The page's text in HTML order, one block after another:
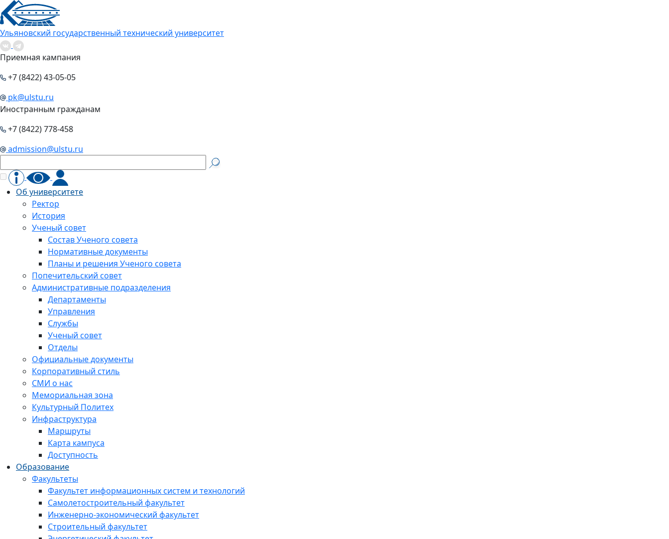
Ульяновский государственный технический университет
Приемная кампания
+7 (8422) 43-05-05
pk@ulstu.ru
Иностранным гражданам
+7 (8422) 778-458
admission@ulstu.ru
Об университете
Ректор
История
Ученый совет
Состав Ученого совета
Нормативные документы
Планы и решения Ученого совета
Попечительский совет
Административные подразделения
Департаменты
Управления
Службы
Ученый совет
Отделы
Официальные документы
Корпоративный стиль
СМИ о нас
Мемориальная зона
Культурный Политех
Инфраструктура
Маршруты
Карта кампуса
Доступность
Образование
Факультеты
Факультет информационных систем и технологий
Самолетостроительный факультет
Инженерно-экономический факультет
Строительный факультет